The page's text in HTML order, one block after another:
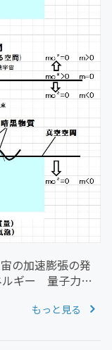
の加速膨張の発
ルギー 量子力学
その正しさは疑う
もっと見る